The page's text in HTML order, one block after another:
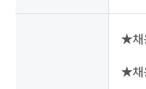
★채
★채